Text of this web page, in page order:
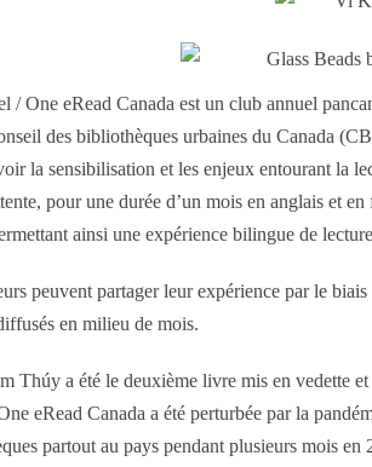
/ One eRead Canada est un club annuel
des bibliothèques urbaines du Canada
la sensibilisation et les enjeux entourant la
pour une durée d’un mois en anglais et
ainsi une expérience bilingue de
peuvent partager leur expérience par le
en milieu de mois.
Thúy a été le deuxième livre mis en vedette
eRead Canada a été perturbée par la
partout au pays pendant plusieurs mois